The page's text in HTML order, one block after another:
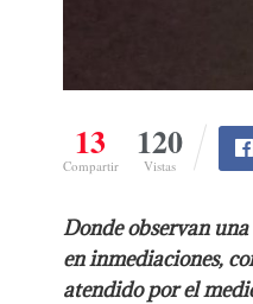
13
Compartir
120
Vistas
Donde observan
en inmediaciones,
atendido por el